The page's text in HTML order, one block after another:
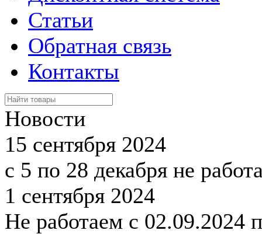
Статьи
Обратная связь
Контакты
Новости
15 сентября 2024
с 5 по 28 декабря не
1 сентября 2024
Не работаем с 02.09.2024